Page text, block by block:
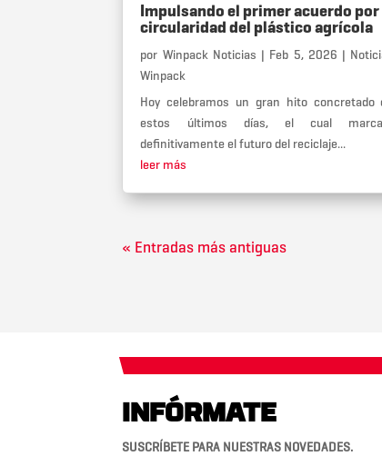
Impulsando el primer acuerdo por
circularidad del plástico agrícola
por Winpack Noticias | Feb 5, 2026 |
Winpack
Hoy celebramos un gran hito concretado
estos últimos días, el cual
definitivamente el futuro del reciclaje...
leer más
« Entradas más antiguas
INFÓRMATE
SUSCRÍBETE PARA NUESTRAS NOVEDADES.